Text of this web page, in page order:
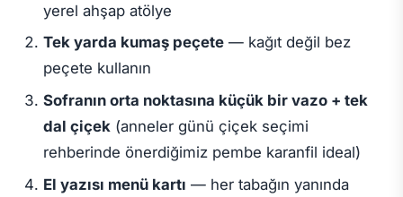
yerel ahşap atölye
Tek yarda kumaş peçete— kağıt değil bez
peçete kullanın
Sofranın orta noktasına küçük bir vazo + tek
dal çiçek(anneler günü çiçek seçimi
rehberinde önerdiğimiz pembe karanfil ideal)
El yazısı menü kartı — her tabağın yanında